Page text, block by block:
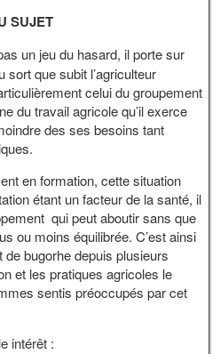
SUJET
un jeu du hasard, il porte sur
sort que subit l’agriculteur
celui du groupement
du travail agricole qu’il exerce
des ses besoins tant
en formation, cette situation
étant un facteur de la santé, il
qui peut aboutir sans que
ou moins équilibrée. C’est ainsi
de bugorhe depuis plusieurs
et les pratiques agricoles le
sentis préoccupés par cet
intérêt :